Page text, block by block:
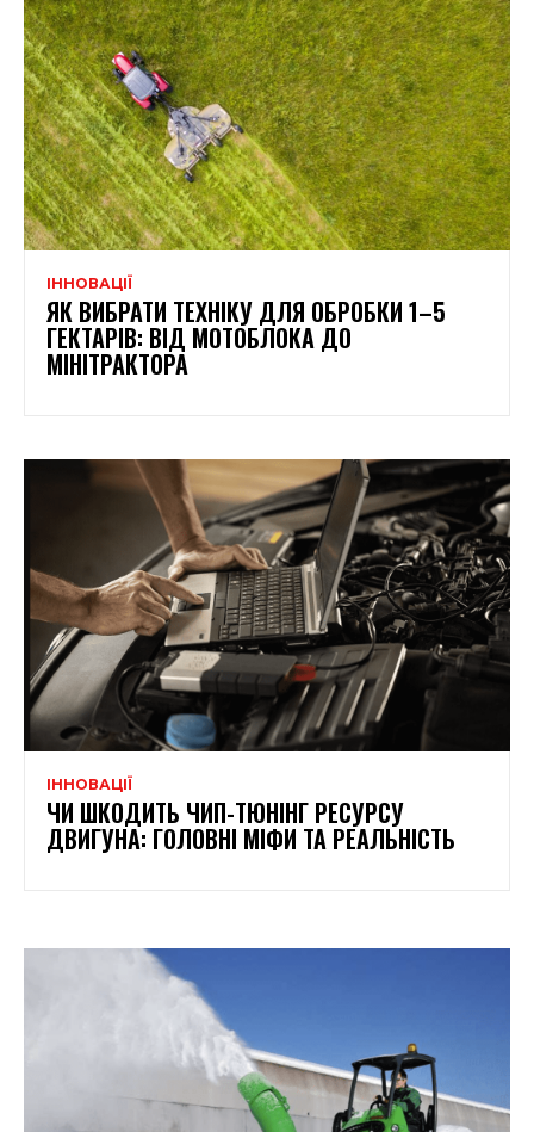
ІННОВАЦІЇ
ЯК ВИБРАТИ ТЕХНІКУ ДЛЯ ОБРОБКИ 1–5
ГЕКТАРІВ: ВІД МОТОБЛОКА ДО
МІНІТРАКТОРА
ІННОВАЦІЇ
ЧИ ШКОДИТЬ ЧИП-ТЮНІНГ РЕСУРСУ
ДВИГУНА: ГОЛОВНІ МІФИ ТА РЕАЛЬНІСТЬ